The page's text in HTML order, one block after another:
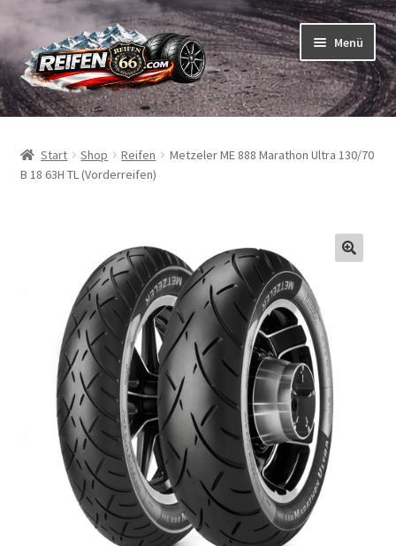
Zur
Navigation
springen
Zum
Inhalt
springen
Menü
Reifen
Schläuche
Reifentests
Kontakt
Start Shop Reifen
Metzeler ME 888 Marathon Ultra 130/70
B 18 63H TL (Vorderreifen)